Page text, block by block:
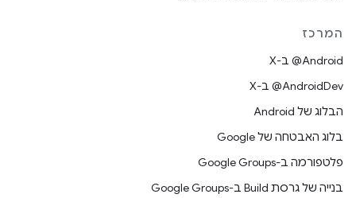
המרכז
‫‎@Android ב-X
‫‎@AndroidDev ב-X
הבלוג של Android
בלוג האבטחה של Google
פלטפורמה ב-Google Groups
בנייה של גרסת Build ב-Google Groups